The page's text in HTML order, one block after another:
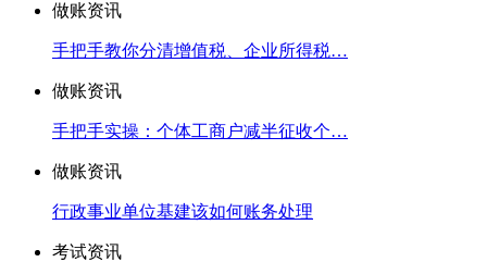
做账资讯
手把手教你分清增值税、企业所得税…
做账资讯
手把手实操：个体工商户减半征收个…
做账资讯
行政事业单位基建该如何账务处理
考试资讯